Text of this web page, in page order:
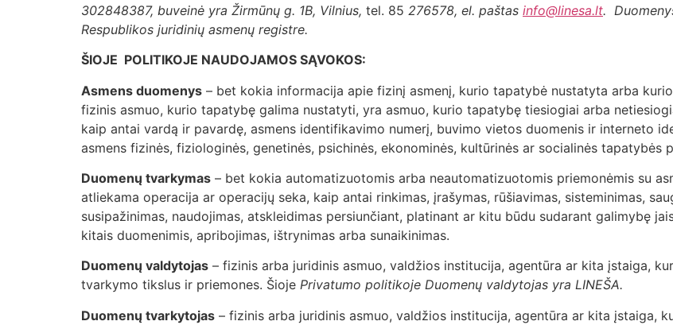
302848387, buveinė yra Žirmūnų g. 1B, Vilnius, tel. 85 276578, el. paštas info@linesa.lt.
Respublikos juridinių asmenų registre.
ŠIOJE POLITIKOJE NAUDOJAMOS SĄVOKOS:
Asmens duomenys – bet kokia informacija apie fizinį asmenį, kurio tapatybė nustatyta arba
fizinis asmuo, kurio tapatybę galima nustatyti, yra asmuo, kurio tapatybę tiesiogiai arba
kaip antai vardą ir pavardę, asmens identifikavimo numerį, buvimo vietos duomenis ir interneto
asmens fizinės, fiziologinės, genetinės, psichinės, ekonominės, kultūrinės ar socialinės tapatybės
Duomenų tvarkymas – bet kokia automatizuotomis arba neautomatizuotomis priemonėmis su
atliekama operacija ar operacijų seka, kaip antai rinkimas, įrašymas, rūšiavimas, sisteminimas,
susipažinimas, naudojimas, atskleidimas persiunčiant, platinant ar kitu būdu sudarant galimybę
kitais duomenimis, apribojimas, ištrynimas arba sunaikinimas.
Duomenų valdytojas – fizinis arba juridinis asmuo, valdžios institucija, agentūra ar kita įstaiga,
tvarkymo tikslus ir priemones. Šioje Privatumo politikoje Duomenų valdytojas yra LINEŠA.
Duomenų tvarkytojas – fizinis arba juridinis asmuo, valdžios institucija, agentūra ar kita įstaiga,